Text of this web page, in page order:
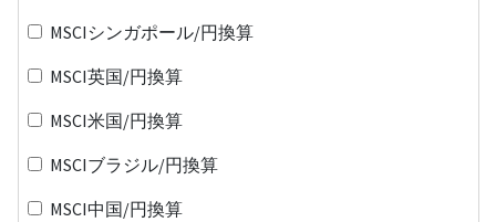
MSCIシンガポール/円換算
MSCI英国/円換算
MSCI米国/円換算
MSCIブラジル/円換算
MSCI中国/円換算